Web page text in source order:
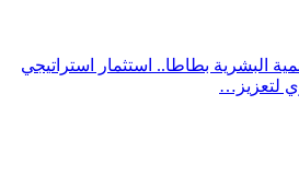
البشرية بطاطا.. استثمار استراتيجي
لتعزيز…